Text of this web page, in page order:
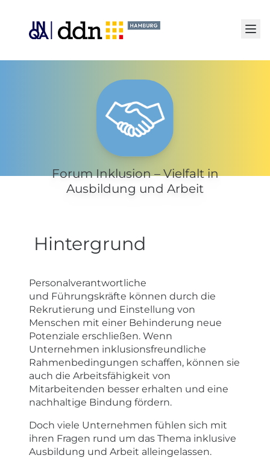
Senden
Forum Inklusion – Vielfalt in
Ausbildung und Arbeit
Hintergrund
Personalverantwortliche
und Führungskräfte können durch die
Rekrutierung und Einstellung von
Menschen mit einer Behinderung neue
Potenziale erschließen. Wenn
Unternehmen inklusionsfreundliche
Rahmenbedingungen schaffen, können sie
auch die Arbeitsfähigkeit von
Mitarbeitenden besser erhalten und eine
nachhaltige Bindung fördern.
Doch viele Unternehmen fühlen sich mit
ihren Fragen rund um das Thema inklusive
Ausbildung und Arbeit alleingelassen.